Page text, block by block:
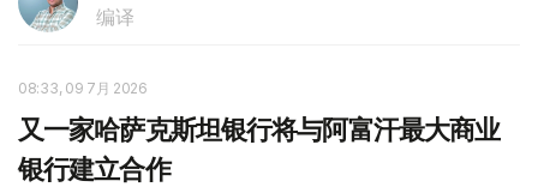
编译
08:33, 09 7月 2026
又一家哈萨克斯坦银行将与阿富汗最大商业
银行建立合作